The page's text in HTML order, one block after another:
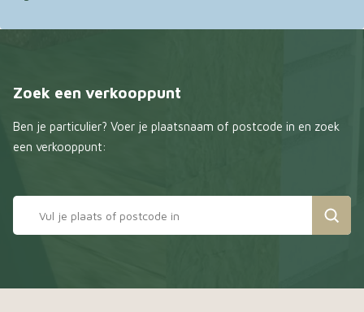
Zoek een verkooppunt
Ben je particulier? Voer je plaatsnaam of postcode in en zoek
een verkooppunt: